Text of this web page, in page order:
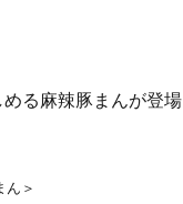
る麻辣豚まんが登
ん＞